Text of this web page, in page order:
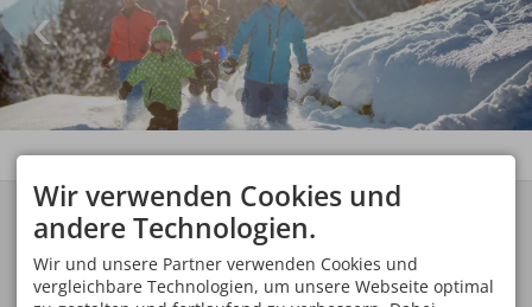
KONTAKT
Annette Hauber
Gartenstraße 10
87561 Oberstdorf
DEUTSCHLAND
TOP LAGE
Sie wohnen nur 5
Gehminuten von der
Erdinger Arena, Eisstadion,
Nebelhornbahn,
Wir verwenden Cookies und
andere Technologien.
Wir und unsere Partner verwenden Cookies und
vergleichbare Technologien, um unsere Webseite optimal